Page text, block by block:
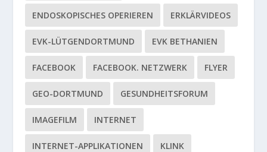
ENDOSKOPISCHES OPERIEREN ERKLÄRVIDEOS
EVK-LÜTGENDORTMUND EVK BETHANIEN
FACEBOOK FACEBOOK. NETZWERK FLYER
GEO-DORTMUND GESUNDHEITSFORUM
IMAGEFILM INTERNET
INTERNET-APPLIKATIONEN KLINK